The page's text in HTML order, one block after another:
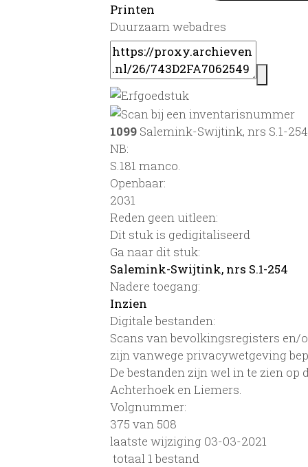
Printen
Duurzaam webadres
1099 Salemink-Swijtink, nrs S.1-254
NB:
S.181 manco.
Openbaar:
2031
Reden geen uitleen:
Dit stuk is gedigitaliseerd
Ga naar dit stuk:
Salemink-Swijtink, nrs S.1-254
Nadere toegang:
Inzien
Digitale bestanden:
Scans van bevolkingsregisters en/
zijn vanwege privacywetgeving
De bestanden zijn wel in te zien
Achterhoek en Liemers.
Volgnummer:
375 van 508
laatste wijziging 03-03-2021
totaal 1 bestand